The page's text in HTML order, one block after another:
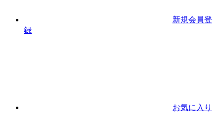
新規会員登
録
お気に入り